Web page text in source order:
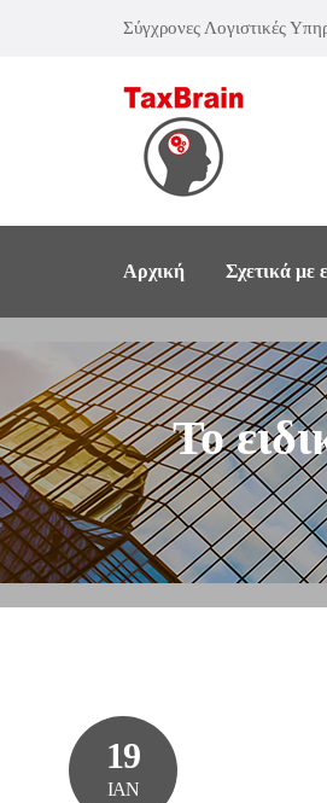
Σύγχρονες Λογιστικές
Αρχική Σχετικά με
Το
19
ΙΑΝ